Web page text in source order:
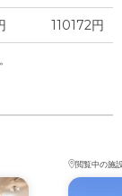
110172円
閲覧中の施